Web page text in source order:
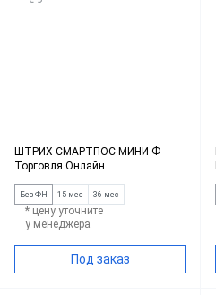
ШТРИХ-СМАРТПОС-МИНИ Ф
Торговля.Онлайн
Без ФН 15 мес 36 мес
* цену уточните
у менеджера
Под заказ